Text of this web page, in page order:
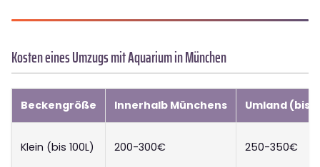
Kosten eines Umzugs mit Aquarium in München
Beckengröße Innerhalb Münchens Umland (bis
Klein (bis 100L) 200-300€ 250-350€